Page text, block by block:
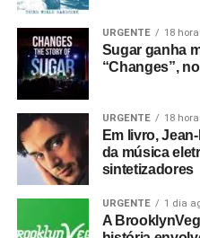
Austrália. Vale aguardar?
emBack in the game, dele e
filme (e sem esquecer que
começo do Radiohead, que
URGENTE 18
Sugar ganha
“Changes”,
URGENTE 18
Em livro,
da música
sintetizadores
URGENTE 1 dia
A